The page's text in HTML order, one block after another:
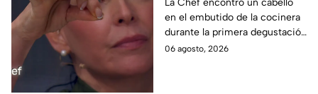
en la gala de mandiles
negros de MasterChef
24/7
La Chef encontró un cabello
en el embutido de la cocinera
durante la primera degustación
de la noche
06 agosto, 2026